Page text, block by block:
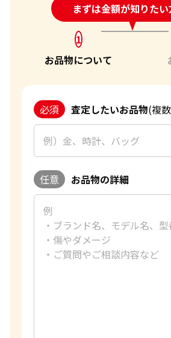
まずは金額が知りたい
24時間受付中!問い合わ
1
お品物について
必須 査定したいお品物(複
任意 お品物の詳細